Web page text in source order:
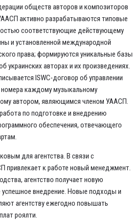
обществ авторов и композиторов
активно разрабатываются типовые
соответствующие действующему
и установленной международной
права; формируются уникальные базы
украинских авторах и их произведениях.
ISWC-договор об управлении
номера каждому музыкальному
автором, являющимся членом УААСП.
по подготовке и внедрению
обеспечения, отвечающего
для агентства. В связи с
привлекает к работе новый менеджмент.
агентство получает новую
успешное внедрение. Новые подходы и
агентству ежегодно повышать
роялти.